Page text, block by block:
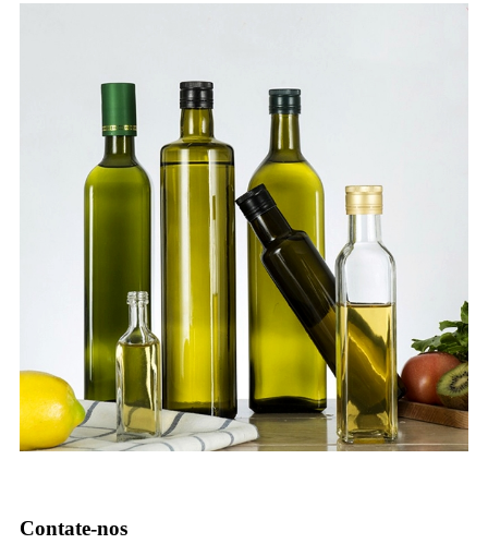
Contate-nos